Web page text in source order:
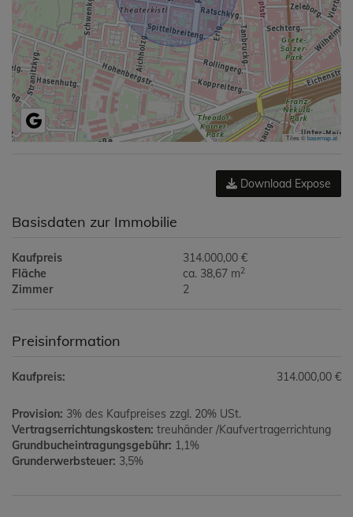
Tiles ©basemap.at
Download Expose
Basisdaten zur Immobilie
Kaufpreis
314.000,00 €
Fläche
ca. 38,67 m2
Zimmer 2
Preisinformation
Kaufpreis: 314.000,00 €
Provision: 3% des Kaufpreises zzgl. 20% USt.
Vertragserrichtungskosten: treuhänder /Kaufvertragerrichtung
Grundbucheintragungsgebühr: 1,1%
Grunderwerbsteuer: 3,5%